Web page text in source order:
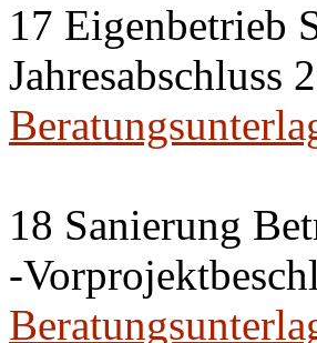
17 Eigenbetrieb
Jahresabschluss
18 Sanierung
-